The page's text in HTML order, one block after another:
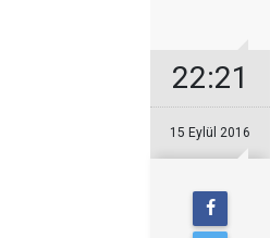
22:21
15 Eylül 2016